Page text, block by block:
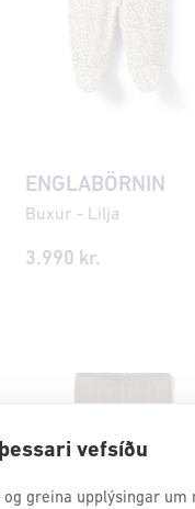
vefsíðu
greina upplýsingar
ENGLABÖRNIN
Buxur - Lilja
3.990 kr.